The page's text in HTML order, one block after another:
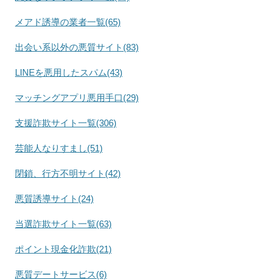
メアド誘導の業者一覧(65)
出会い系以外の悪質サイト(83)
LINEを悪用したスパム(43)
マッチングアプリ悪用手口(29)
支援詐欺サイト一覧(306)
芸能人なりすまし(51)
閉鎖、行方不明サイト(42)
悪質誘導サイト(24)
当選詐欺サイト一覧(63)
ポイント現金化詐欺(21)
悪質デートサービス(6)